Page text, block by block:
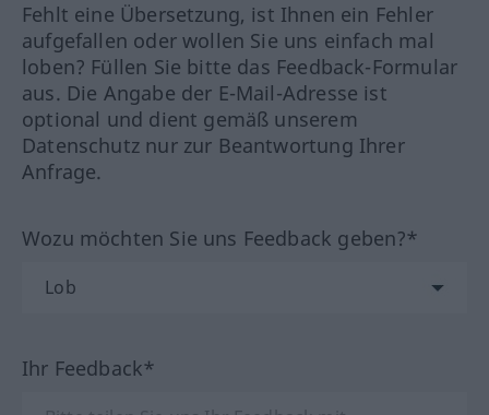
Fehlt eine Übersetzung, ist Ihnen ein Fehler
aufgefallen oder wollen Sie uns einfach mal
loben? Füllen Sie bitte das Feedback-Formular
aus. Die Angabe der E-Mail-Adresse ist
optional und dient gemäß unserem
Datenschutz nur zur Beantwortung Ihrer
Anfrage.
Wozu möchten Sie uns Feedback geben?*
Ihr Feedback*